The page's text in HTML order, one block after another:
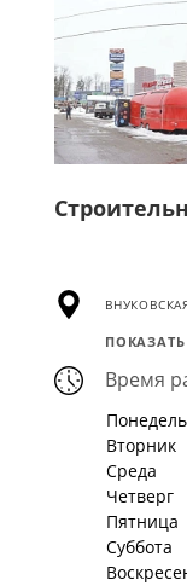
Время
Вторник
Среда
Четверг
Пятница
Суббота